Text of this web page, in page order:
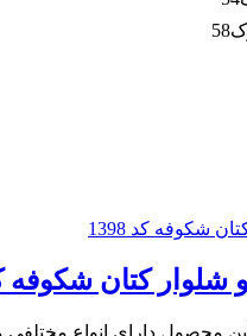
این محصول دارای انواع